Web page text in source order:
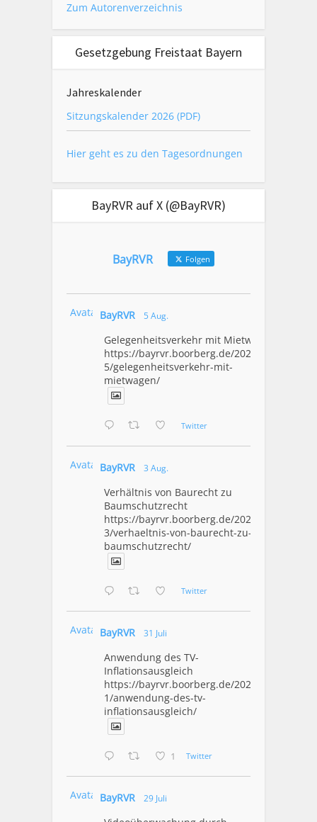
Zum Autorenverzeichnis
Gesetzgebung Freistaat Bayern
Jahreskalender
Sitzungskalender 2026 (PDF)
Hier geht es zu den Tagesordnungen
BayRVR auf X (@BayRVR)
BayRVR Folgen
Avatar BayRVR 5 Aug.
Gelegenheitsverkehr mit Mietwagen
https://bayrvr.boorberg.de/2026/08/0
5/gelegenheitsverkehr-mit-
mietwagen/
Twitter
Avatar BayRVR 3 Aug.
Verhältnis von Baurecht zu
Baumschutzrecht
https://bayrvr.boorberg.de/2026/08/0
3/verhaeltnis-von-baurecht-zu-
baumschutzrecht/
Twitter
Avatar BayRVR 31 Juli
Anwendung des TV-
Inflationsausgleich
https://bayrvr.boorberg.de/2026/07/3
1/anwendung-des-tv-
inflationsausgleich/
1 Twitter
Avatar BayRVR 29 Juli